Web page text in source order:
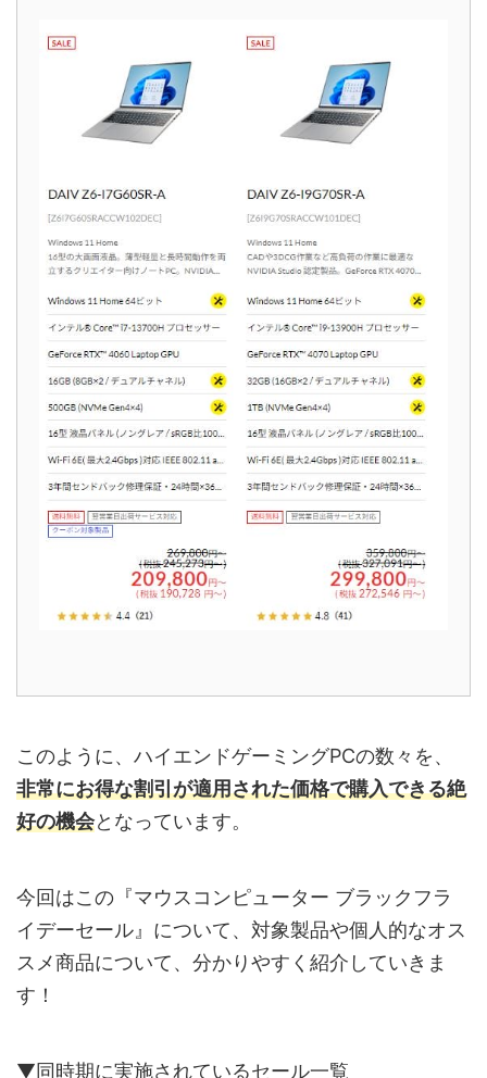
このように、ハイエンドゲーミングPCの数々を、
非常にお得な割引が適用された価格で購入できる絶
好の機会となっています。
今回はこの『マウスコンピューター ブラックフラ
イデーセール』について、対象製品や個人的なオス
スメ商品について、分かりやすく紹介していきま
す！
▼同時期に実施されているセール一覧